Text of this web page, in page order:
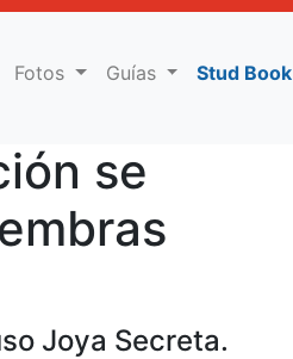
Fotos Guías Stud Book
se
Joya Secreta.